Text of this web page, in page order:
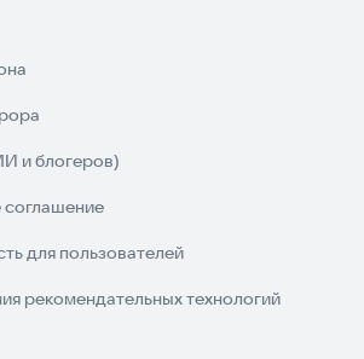
и блогеров)
соглашение
для пользователей
рекомендательных технологий